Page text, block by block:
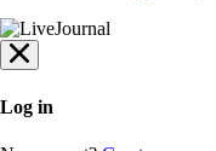
Log in